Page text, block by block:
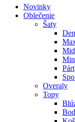
Novinky
Oblečenie
Šaty
Overaly
Topy